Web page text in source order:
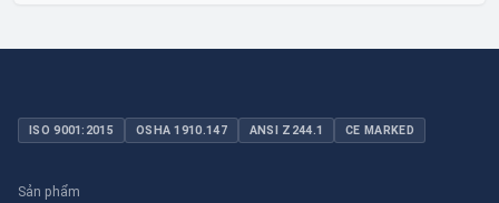
ISO 9001:2015 OSHA 1910.147 ANSI Z244.1 CE MARKED
Sản phẩm